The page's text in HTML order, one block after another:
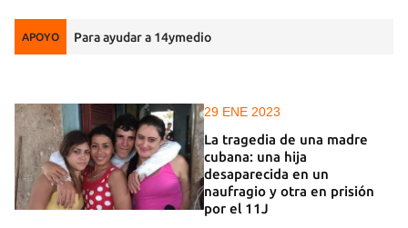
APOYO Para ayudar a 14ymedio
29 ENE 2023
La tragedia de una madre
cubana: una hija
desaparecida en un
naufragio y otra en prisión
por el 11J